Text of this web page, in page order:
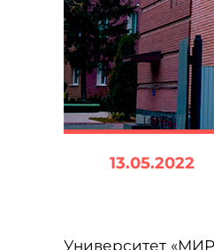
13.05.2022
Университет